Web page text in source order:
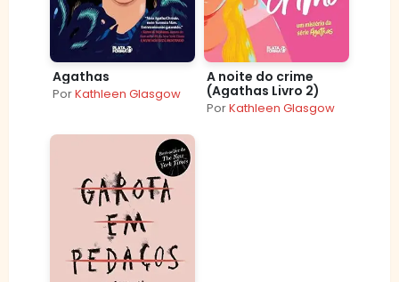
Agathas
PorKathleen Glasgow
A noite do crime
(Agathas Livro 2)
PorKathleen Glasgow